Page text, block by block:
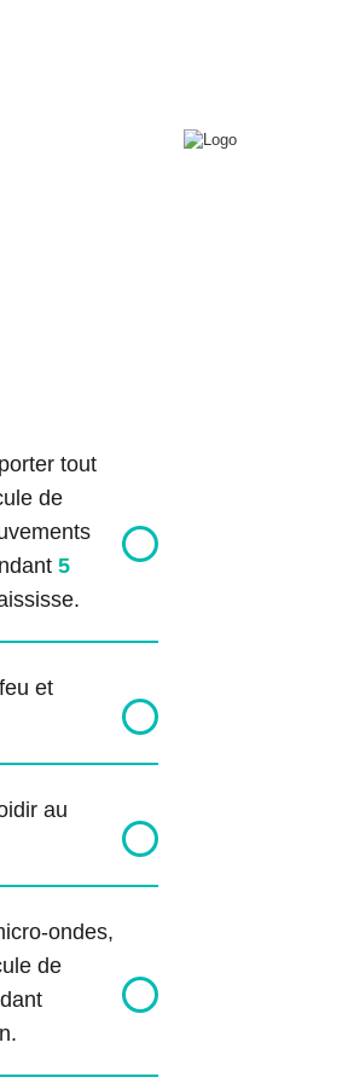
tout
de
5
et
au
ondes,
de